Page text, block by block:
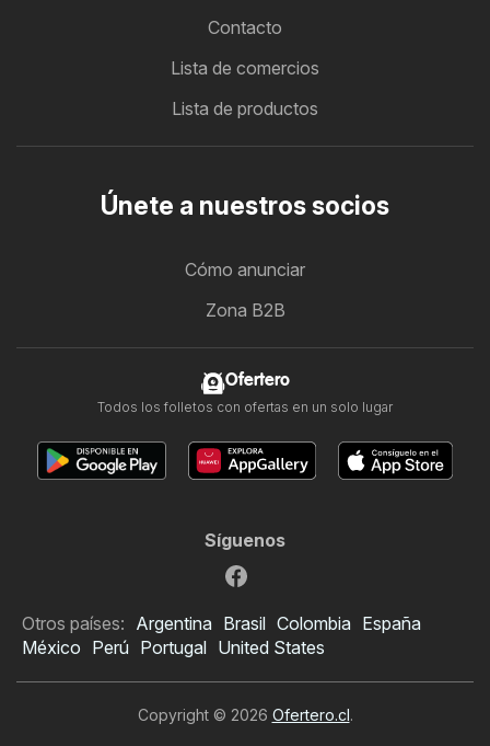
Contacto
Lista de comercios
Lista de productos
Únete a nuestros socios
Cómo anunciar
Zona B2B
Ofertero
Todos los folletos con ofertas en un solo lugar
Síguenos
Otros países: Argentina Brasil Colombia España
México Perú Portugal United States
Copyright © 2026 Ofertero.cl.